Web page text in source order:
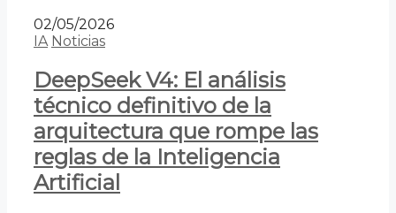
02/05/2026
IA Noticias
DeepSeek V4: El análisis
técnico definitivo de la
arquitectura que rompe las
reglas de la Inteligencia
Artificial